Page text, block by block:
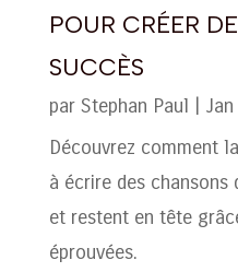
POUR CRÉER
SUCCÈS
par Stephan Paul |
Découvrez comment
à écrire des
et restent en tête
éprouvées.